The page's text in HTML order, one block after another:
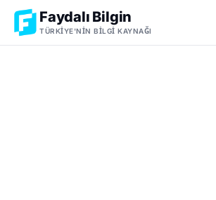
Faydalı Bilgin
TÜRKIYE'NIN BILGI KAYNAĞI